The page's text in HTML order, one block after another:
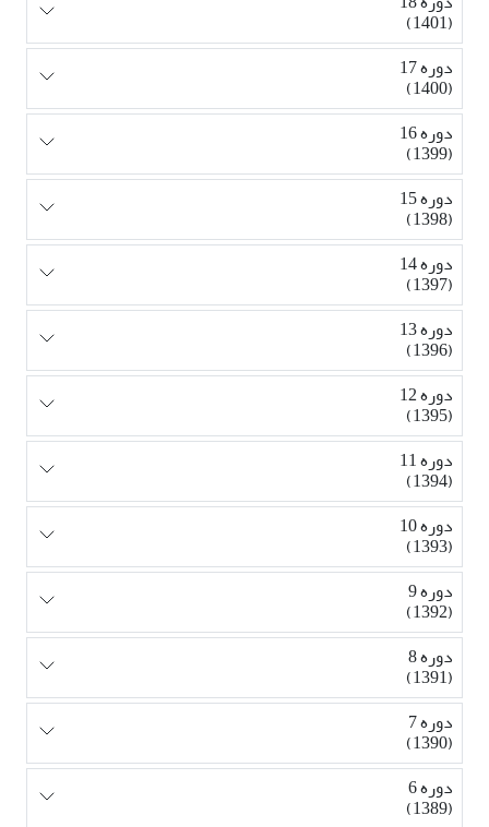
(1401)
دوره 17
(1400)
دوره 16
(1399)
دوره 15
(1398)
دوره 14
(1397)
دوره 13
(1396)
دوره 12
(1395)
دوره 11
(1394)
دوره 10
(1393)
دوره 9
(1392)
دوره 8
(1391)
دوره 7
(1390)
دوره 6
(1389)